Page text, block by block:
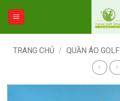
TRANG CHỦ / QUẦN ÁO GOLF